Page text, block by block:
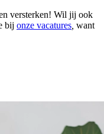
versterken! Wil jij ook
bij onze vacatures want